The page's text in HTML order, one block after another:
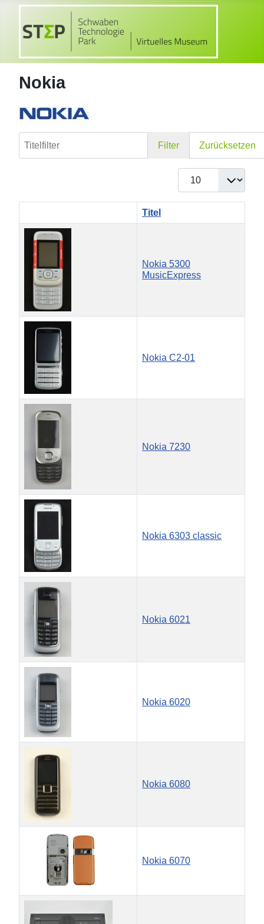
Nokia
Titelfilter
Filter Zurücksetzen
Anzeige #
Titel
Nokia 5300
MusicExpress
Nokia C2-01
Nokia 7230
Nokia 6303 classic
Nokia 6021
Nokia 6020
Nokia 6080
Nokia 6070